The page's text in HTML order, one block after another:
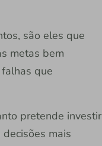
são eles que
metas bem
que
pretende investir
mais